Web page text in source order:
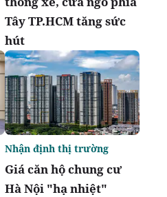
Tây TP.HCM tăng sức
hút
Giá căn hộ chung cư
Hà Nội "hạ nhiệt"
Nhận định thị trường